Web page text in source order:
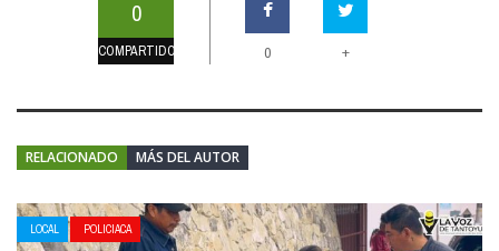
0
COMPARTIDOS 0 +
RELACIONADO MÁS DEL AUTOR
LOCAL POLICIACA